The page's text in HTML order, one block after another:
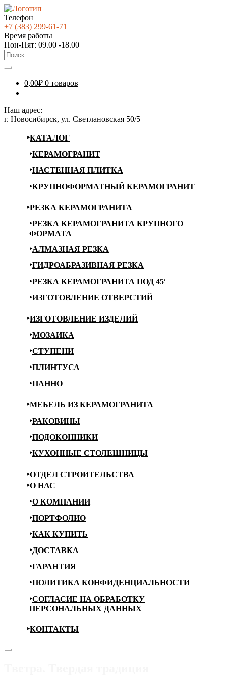
Телефон
+7 (383) 299-61-71
Время работы
Пон-Пят: 09.00 -18.00
0,00₽ 0 товаров
Наш адрес:
г. Новосибирск, ул. Светлановская 50/5
КАТАЛОГ
КЕРАМОГРАНИТ
НАСТЕННАЯ ПЛИТКА
КРУПНОФОРМАТНЫЙ КЕРАМОГРАНИТ
РЕЗКА КЕРАМОГРАНИТА
РЕЗКА КЕРАМОГРАНИТА КРУПНОГО
ФОРМАТА
АЛМАЗНАЯ РЕЗКА
ГИДРОАБРАЗИВНАЯ РЕЗКА
РЕЗКА КЕРАМОГРАНИТА ПОД 45′
ИЗГОТОВЛЕНИЕ ОТВЕРСТИЙ
ИЗГОТОВЛЕНИЕ ИЗДЕЛИЙ
МОЗАИКА
СТУПЕНИ
ПЛИНТУСА
ПАННО
МЕБЕЛЬ ИЗ КЕРАМОГРАНИТА
РАКОВИНЫ
ПОДОКОННИКИ
КУХОННЫЕ СТОЛЕШНИЦЫ
ОТДЕЛ СТРОИТЕЛЬСТВА
О НАС
О КОМПАНИИ
ПОРТФОЛИО
КАК КУПИТЬ
ДОСТАВКА
ГАРАНТИЯ
ПОЛИТИКА КОНФИДЕНЦИАЛЬНОСТИ
СОГЛАСИЕ НА ОБРАБОТКУ
ПЕРСОНАЛЬНЫХ ДАННЫХ
КОНТАКТЫ